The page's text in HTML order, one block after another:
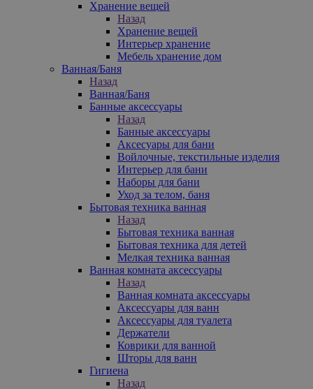
Хранение вещей
Назад
Хранение вещей
Интерьер хранение
Мебель хранение дом
Ванная/Баня
Назад
Ванная/Баня
Банные аксессуары
Назад
Банные аксессуары
Аксесуары для бани
Войлочные, текстильные изделия
Интерьер для бани
Наборы для бани
Уход за телом, баня
Бытовая техника ванная
Назад
Бытовая техника ванная
Бытовая техника для детей
Мелкая техника ванная
Ванная комната аксессуары
Назад
Ванная комната аксессуары
Аксессуары для ванн
Аксессуары для туалета
Держатели
Коврики для ванной
Шторы для ванн
Гигиена
Назад